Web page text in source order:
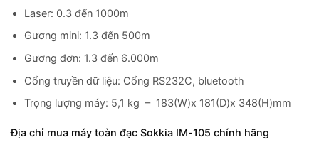
Laser: 0.3 đến 1000m
Gương mini: 1.3 đến 500m
Gương đơn: 1.3 đến 6.000m
Cổng truyền dữ liệu: Cổng RS232C, bluetooth
Trọng lượng máy: 5,1 kg – 183(W)x 181(D)x 348(H)mm
Địa chỉ mua máy toàn đạc Sokkia IM-105 chính hãng